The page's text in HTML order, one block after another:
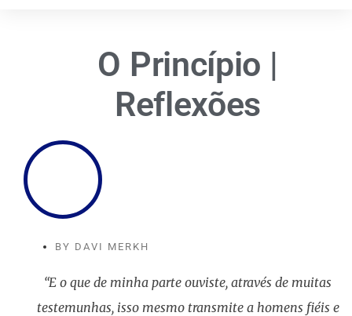
O Princípio |
Reflexões
BY DAVI MERKH
“E o que de minha parte ouviste, através de muitas
testemunhas, isso mesmo transmite a homens fiéis e